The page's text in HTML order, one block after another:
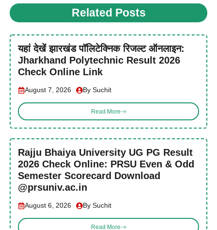
Related Posts
यहां देखें झारखंड पॉलिटेक्निक रिजल्ट ऑनलाइन:
Jharkhand Polytechnic Result 2026
Check Online Link
August 7, 2026 By Suchit
Read More
Rajju Bhaiya University UG PG Result
2026 Check Online: PRSU Even & Odd
Semester Scorecard Download
@prsuniv.ac.in
August 6, 2026 By Suchit
Read More